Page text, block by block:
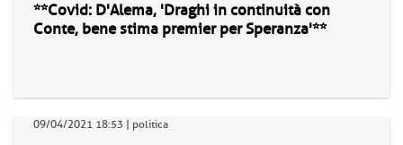
**Covid: D'Alema, 'Draghi in continuità con
Conte, bene stima premier per Speranza'**
09/04/2021 18:53 | politica